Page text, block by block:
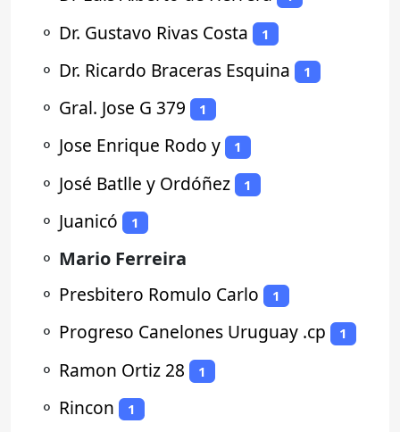
⚬ Dr. Gustavo Rivas Costa 1
⚬ Dr. Ricardo Braceras Esquina 1
⚬ Gral. Jose G 379 1
⚬ Jose Enrique Rodo y 1
⚬ José Batlle y Ordóñez 1
⚬ Juanicó 1
⚬ Mario Ferreira
⚬ Presbitero Romulo Carlo 1
⚬ Progreso Canelones Uruguay .cp 1
⚬ Ramon Ortiz 28 1
⚬ Rincon 1